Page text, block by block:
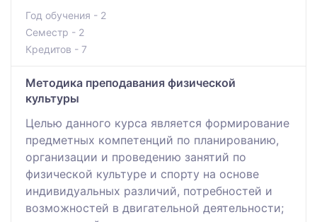
Год обучения - 2
Семестр - 2
Кредитов - 7
Методика преподавания физической
культуры
Целью данного курса является формирование
предметных компетенций по планированию,
организации и проведению занятий по
физической культуре и спорту на основе
индивидуальных различий, потребностей и
возможностей в двигательной деятельности;